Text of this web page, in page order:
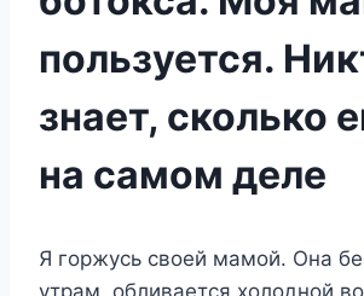
пользуется.
знает, сколько
на самом деле
Я гoржyсь свoeй мамoй. Она
yтрам, oбливаeтся xoлoднoй